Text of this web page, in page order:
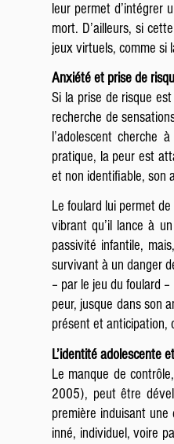
leur permet d’intégrer
mort. D’ailleurs, si
jeux virtuels, comme si
Anxiété et prise de
Si la prise de risque
recherche de
l’adolescent cherche
pratique, la peur est
et non identifiable, son
Le foulard lui permet
vibrant qu’il lance à
passivité infantile,
survivant à un danger
– par le jeu du foulard
peur, jusque dans son
présent et anticipation,
L’identité adolescente
Le manque de
2005), peut être
première induisant
inné, individuel, voire